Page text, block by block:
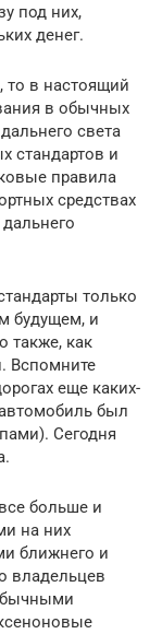
под них,
денег.
то в настоящий
в обычных
света
стандартов и
правила
средствах
только
будущем, и
также, как
Вспомните
еще каких-
был
Сегодня
больше и
на них
ближнего и
владельцев